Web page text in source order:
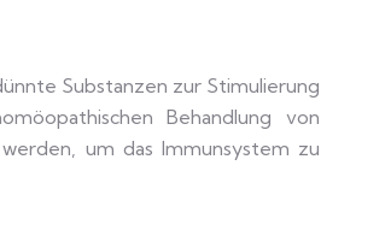
Substanzen zur Stimulierung
Behandlung von
um das Immunsystem zu